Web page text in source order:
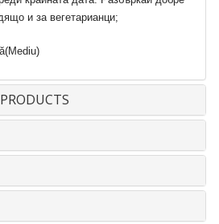
и за вегетарианци;